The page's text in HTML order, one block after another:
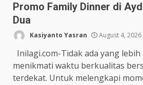
Promo Family Dinner di
Dua
Kasiyanto Yasran August 4, 2026
Inilagi.com-Tidak ada yang
menikmati waktu berkualitas
terdekat. Untuk melengkapi